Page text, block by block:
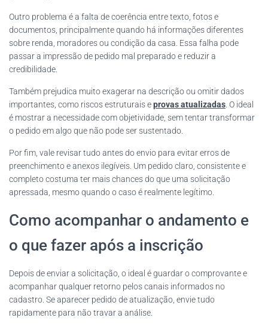
Outro problema é a falta de coerência entre texto, fotos e
documentos, principalmente quando há informações diferentes
sobre renda, moradores ou condição da casa. Essa falha pode
passar a impressão de pedido mal preparado e reduzir a
credibilidade.
Também prejudica muito exagerar na descrição ou omitir dados
importantes, como riscos estruturais eprovas atualizadas . O ideal
é mostrar a necessidade com objetividade, sem tentar transformar
o pedido em algo que não pode ser sustentado.
Por fim, vale revisar tudo antes do envio para evitar erros de
preenchimento e anexos ilegíveis. Um pedido claro, consistente e
completo costuma ter mais chances do que uma solicitação
apressada, mesmo quando o caso é realmente legítimo.
Como acompanhar o andamento e
o que fazer após a inscrição
Depois de enviar a solicitação, o ideal é guardar o comprovante e
acompanhar qualquer retorno pelos canais informados no
cadastro. Se aparecer pedido de atualização, envie tudo
rapidamente para não travar a análise.